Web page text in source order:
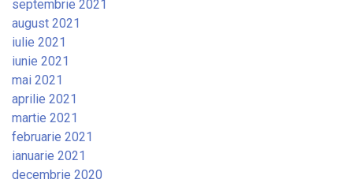
septembrie 2021
august 2021
iulie 2021
iunie 2021
mai 2021
aprilie 2021
martie 2021
februarie 2021
ianuarie 2021
decembrie 2020